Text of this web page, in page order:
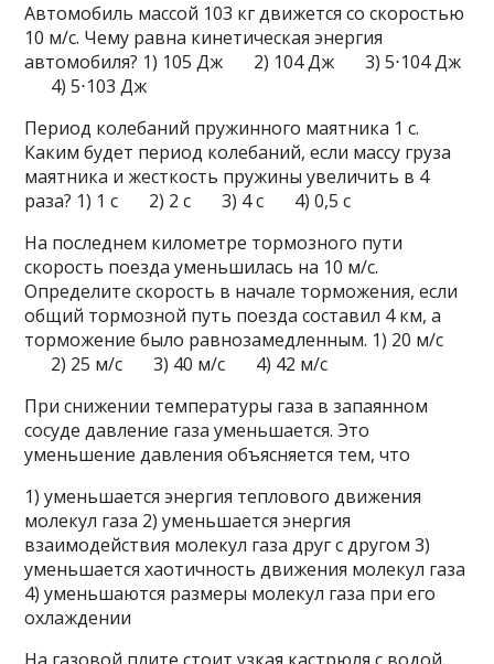
Автомобиль массой 103 кг движется со скоростью
10 м/с. Чему равна кинетическая энергия
автомобиля? 1) 105 Дж 2) 104 Дж 3) 5⋅104 Дж
4) 5⋅103 Дж
Период колебаний пружинного маятника 1 с.
Каким будет период колебаний, если массу груза
маятника и жесткость пружины увеличить в 4
раза? 1) 1 с 2) 2 с 3) 4 с 4) 0,5 с
На последнем километре тормозного пути
скорость поезда уменьшилась на 10 м/с.
Определите скорость в начале торможения, если
общий тормозной путь поезда составил 4 км, а
торможение было равнозамедленным. 1) 20 м/с
2) 25 м/с 3) 40 м/с 4) 42 м/с
При снижении температуры газа в запаянном
сосуде давление газа уменьшается. Это
уменьшение давления объясняется тем, что
1) уменьшается энергия теплового движения
молекул газа 2) уменьшается энергия
взаимодействия молекул газа друг с другом 3)
уменьшается хаотичность движения молекул газа
4) уменьшаются размеры молекул газа при его
охлаждении